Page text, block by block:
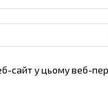
сайт у цьому веб-